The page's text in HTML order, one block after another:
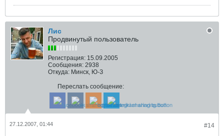
Лис
Продвинутый пользователь
Регистрация: 15.09.2005
Сообщения: 2938
Откуда: Минск, Ю-З
Переслать сообщение:
#14
27.12.2007, 01:44